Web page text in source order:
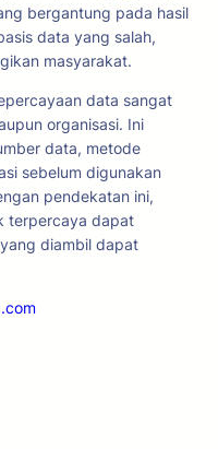
bergantung pada hasil
data yang salah,
masyarakat.
data sangat
organisasi. Ini
data, metode
sebelum digunakan
pendekatan ini,
terpercaya dapat
diambil dapat